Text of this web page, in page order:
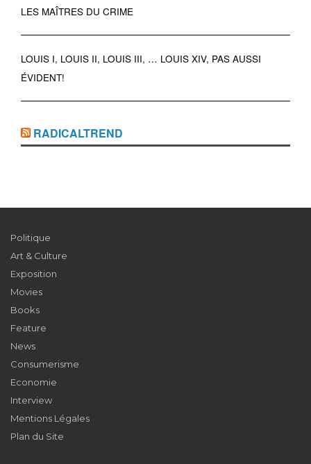
LES MAÎTRES DU CRIME
LOUIS I, LOUIS II, LOUIS III, … LOUIS XIV, PAS AUSSI
ÉVIDENT!
RADICALTREND
Politique
Art & Culture
Exposition
Movies
Books
Feature
News
Consumerisme
Economie
Interview
Mentions Légales
Plan du Site